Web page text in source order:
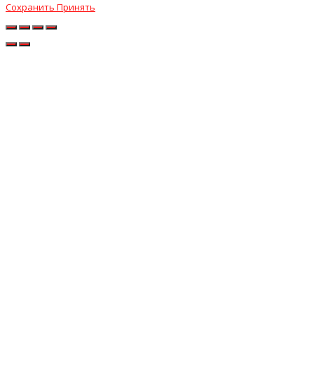
Сохранить Принять